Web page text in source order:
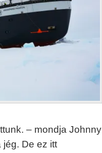
– mondja Johnny
jég. De ez itt